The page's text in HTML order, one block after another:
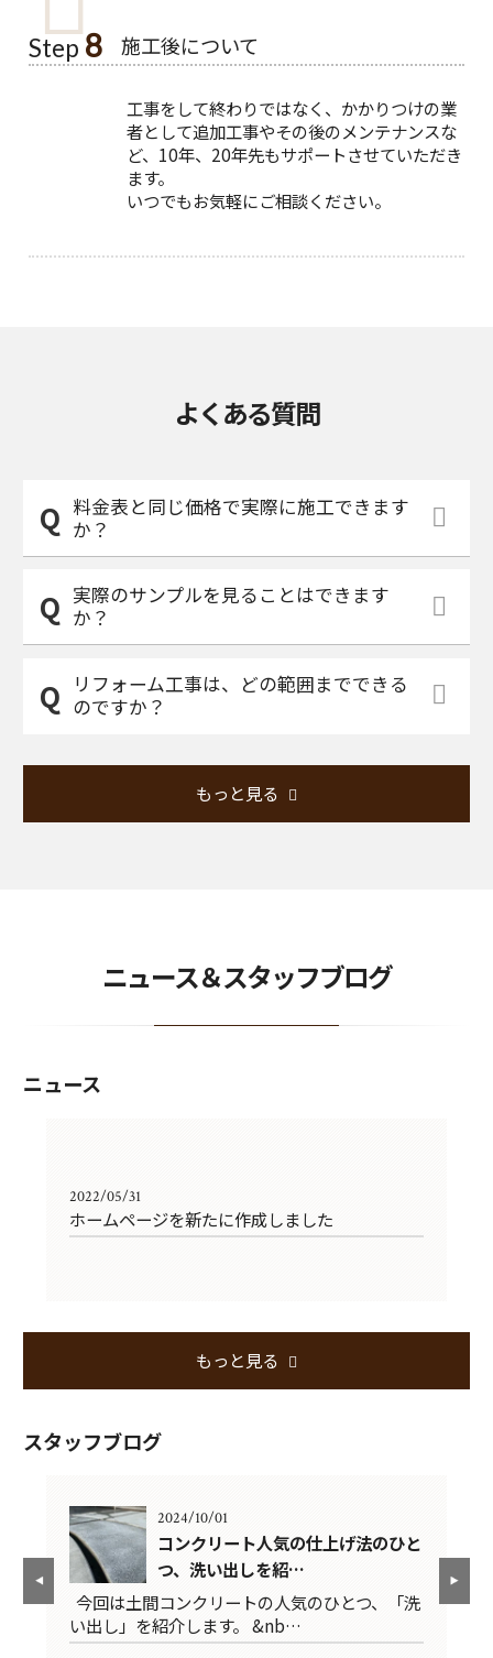
Step 8 施工後について
工事をして終わりではなく、かかりつけの業
者として追加工事やその後のメンテナンスな
ど、10年、20年先もサポートさせていただき
ます。
いつでもお気軽にご相談ください。
よくある質問
料金表と同じ価格で実際に施工できます
か？
実際のサンプルを見ることはできます
か？
リフォーム工事は、どの範囲までできる
のですか？
もっと見る
ニュース＆スタッフブログ
ニュース
2022/05/31
ホームページを新たに作成しました
もっと見る
スタッフブログ
2024/10/01
コンクリート人気の仕上げ法のひと
つ、洗い出しを紹…
今回は土間コンクリートの人気のひとつ、「洗
い出し」を紹介します。 &nb…